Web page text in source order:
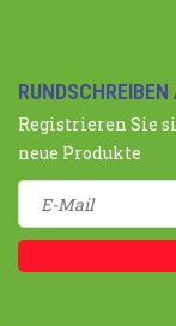
Registrieren Sie
neue Produkte